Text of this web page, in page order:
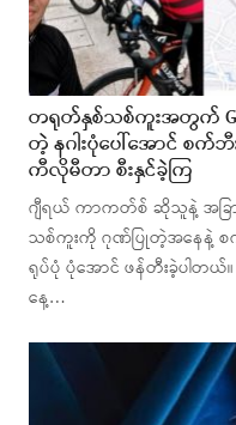
တရုတ်နှစ်သစ်ကူးအတွက်
တဲ့ နဂါးပုံပေါ်အောင် စက်
ကီလိုမီတာ စီးနှင်ခဲ့ကြ
ဂျီရယ် ကာကတ်စ် ဆိုသူနဲ့ အခြာ
သစ်ကူးကို ဂုဏ်ပြုတဲ့အနေနဲ့ စက်ဘီး
ရုပ်ပုံ ပုံအောင် ဖန်တီးခဲ့ပါတ
နေ့…